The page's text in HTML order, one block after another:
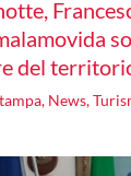
del
, News,